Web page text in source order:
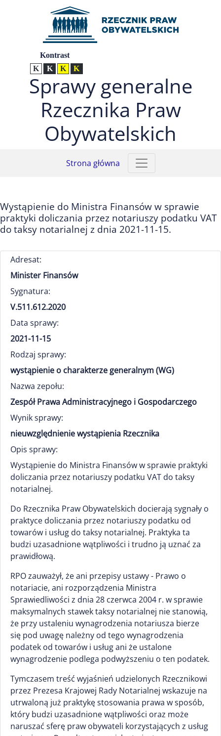
Przejdź do menu głównego (nacisnij Enter)
Przejdź do treści (nacisnij Enter)
Przejdź do mapy serwisu (nacisnij Enter)
UstawieniaKontrast
Kontrast normalny
Kontrast biały tekst na czarnym
Kontrast czarny tekst na żółtym
Sprawy generalne
Rzecznika Praw
Obywatelskich
Strona główna
Wystąpienie do Ministra Finansów w sprawie
praktyki doliczania przez notariuszy podatku VAT
do taksy notarialnej z dnia 2021-11-15.
Adresat:
Minister Finansów
Sygnatura:
V.511.612.2020
Data sprawy:
2021-11-15
Rodzaj sprawy:
wystąpienie o charakterze generalnym (WG)
Nazwa zepołu:
Zespół Prawa Administracyjnego i Gospodarczego
Wynik sprawy:
nieuwzględnienie wystąpienia Rzecznika
Opis sprawy:
Wystąpienie do Ministra Finansów w sprawie praktyki
doliczania przez notariuszy podatku VAT do taksy
notarialnej.
Do Rzecznika Praw Obywatelskich docierają sygnały o
praktyce doliczania przez notariuszy podatku od
towarów i usług do taksy notarialnej. Praktyka ta
budzi uzasadnione wątpliwości i trudno ją uznać za
prawidłową.
RPO zauważył, że ani przepisy ustawy - Prawo o
notariacie, ani rozporządzenia Ministra
Sprawiedliwości z dnia 28 czerwca 2004 r. w sprawie
maksymalnych stawek taksy notarialnej nie stanowią,
że przy ustaleniu wynagrodzenia notariusza bierze
się pod uwagę należny od tego wynagrodzenia
podatek od towarów i usług ani że ustalone
wynagrodzenie podlega podwyższeniu o ten podatek.
Tymczasem treść wyjaśnień udzielonych Rzecznikowi
przez Prezesa Krajowej Rady Notarialnej wskazuje na
utrwaloną już praktykę stosowania prawa w sposób,
który budzi uzasadnione wątpliwości oraz może
naruszać sferę praw obywateli korzystających z usług